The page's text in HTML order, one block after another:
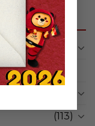
(47)
(113)